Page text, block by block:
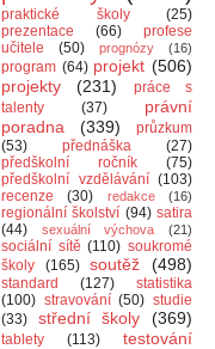
praktické školy
(25)
prezentace
(66)
profese
učitele
(50) prognózy (16)
program (64) projekt (506)
projekty
(231)
práce s
talenty
(37)
právní
poradna
(339)
průzkum
(53)
přednáška
(27)
předškolní ročník
(75)
předškolní vzdělávání (103)
recenze
(30) redakce (16)
regionální školství (94) satira
(44)
sexuální výchova (21)
sociální sítě (110) soukromé
školy
(165) soutěž (498)
standard (127)
statistika
(100) stravování (50) studie
(33)
střední školy (369)
tablety (113)
testování